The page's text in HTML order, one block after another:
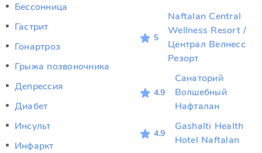
Бессонница
Гастрит
Гонартроз
Грыжа позвоночника
Депрессия
Диабет
Инсульт
Инфаркт
5
Naftalan Central
Wellness Resort /
Централ Велнесс
Резорт
4.9
Санаторий
Волшебный
Нафталан
4.9
Gashalti Health
Hotel Naftalan